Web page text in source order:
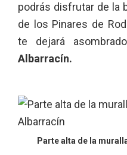
podrás disfrutar de la
de los Pinares de
te dejará
Albarracín.
Parte alta de la